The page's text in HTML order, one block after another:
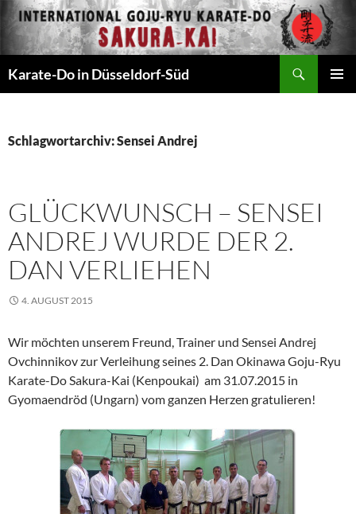
Zum
Inhalt
springen
Karate-Do in Düsseldorf-Süd
Schlagwortarchiv: Sensei Andrej
GLÜCKWUNSCH – SENSEI
ANDREJ WURDE DER 2.
DAN VERLIEHEN
4. AUGUST 2015
Wir möchten unserem Freund, Trainer und Sensei Andrej
Ovchinnikov zur Verleihung seines 2. Dan Okinawa Goju-Ryu
Karate-Do Sakura-Kai (Kenpoukai) am 31.07.2015 in
Gyomaendröd (Ungarn) vom ganzen Herzen gratulieren!